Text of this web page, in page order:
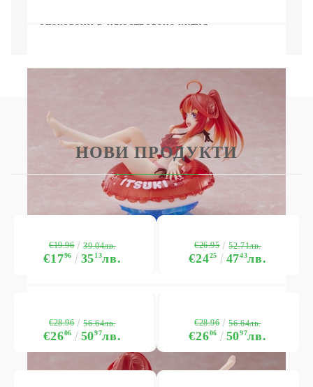
опаковани в илюстрована кутия.
НОВИ ПРОДУКТИ
€1796 3513лв.
€19.96 39.04лв.
€2425 4743лв.
€26.95 52.71лв.
€2606 5097лв.
€28.96 56.64лв.
€2606 5097лв.
€28.96 56.64лв.